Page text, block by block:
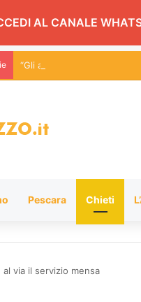
AL CANALE
“Gli alberi della stazione
Pescara Chieti
al via il servizio mensa